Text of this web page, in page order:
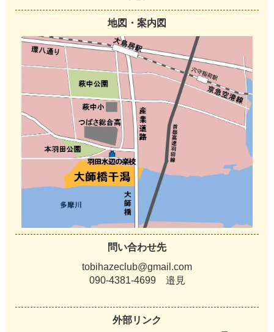
地図・案内図
問い合わせ先
tobihazeclub@gmail.com
090-4381-4699 邉見
外部リンク